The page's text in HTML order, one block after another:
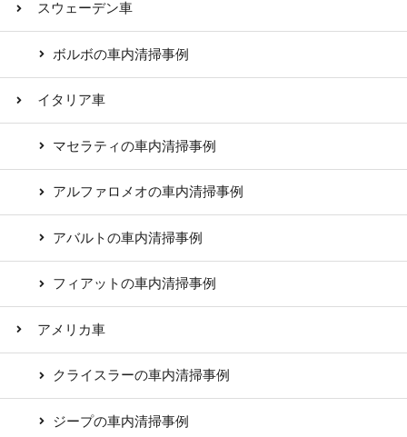
スウェーデン車
ボルボの車内清掃事例
イタリア車
マセラティの車内清掃事例
アルファロメオの車内清掃事例
アバルトの車内清掃事例
フィアットの車内清掃事例
アメリカ車
クライスラーの車内清掃事例
ジープの車内清掃事例